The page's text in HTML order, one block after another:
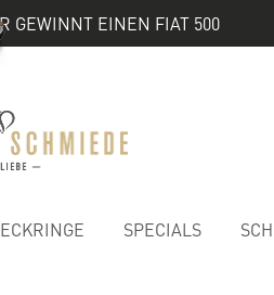
GEWINNT EINEN FIAT 500
SPECIALS